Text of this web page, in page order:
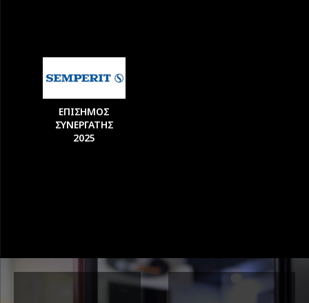
ΕΠΙΣΗΜΟΣ
ΣΥΝΕΡΓΑΤΗΣ
2025